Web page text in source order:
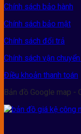
Chính sách bảo hành
Chính sách bảo mật
Chính sách đổi trả
Chính sách vận
Điều khoản thanh toán
Bản đồ Google map -